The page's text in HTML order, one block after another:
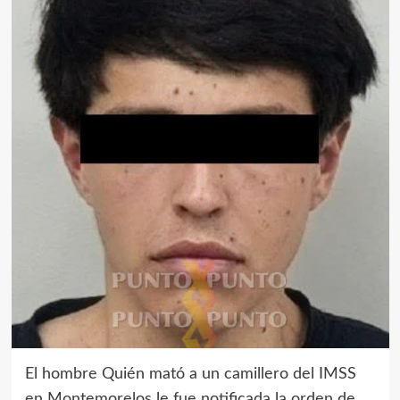
El hombre Quién mató a un camillero del IMSS